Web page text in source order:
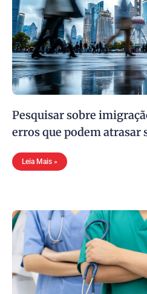
Pesquisar sobre
erros que podem atrasar
Leia Mais »